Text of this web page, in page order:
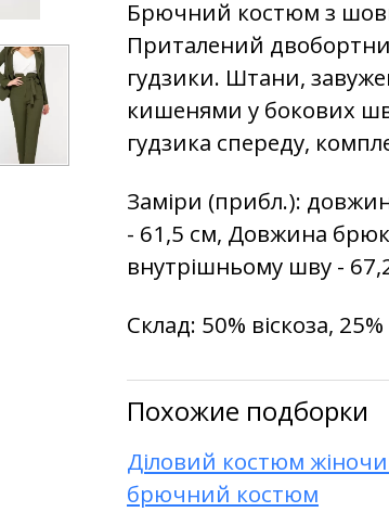
Брючний костюм з
Приталений
гудзики. Штани,
кишенями у бокових
гудзика спереду,
Заміри (прибл.):
- 61,5 см, Довжина
внутрішньому шву -
Склад: 50% віскоза,
Похожие подборки
Діловий костюм
брючний костюм